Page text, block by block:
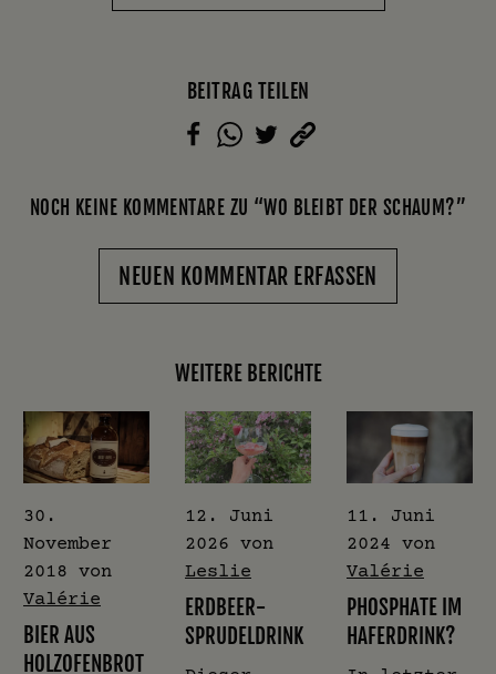
BEITRAG TEILEN
NOCH KEINE KOMMENTARE ZU “WO BLEIBT DER SCHAUM?”
NEUEN KOMMENTAR ERFASSEN
WEITERE BERICHTE
30.
November
2018 von
Valérie
BIER AUS
HOLZOFENBROT
12. Juni
2026 von
Leslie
ERDBEER-
SPRUDELDRINK
11. Juni
2024 von
Valérie
PHOSPHATE IM
HAFERDRINK?